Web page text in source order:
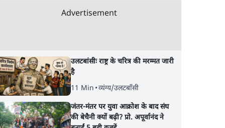
Advertisement
उलटबांसीः राष्ट्र के चरित्र की मरम्मत जारी
है
11 Min •व्यंग्य/उलटबाँसी
जंतर-मंतर पर युवा आक्रोश के बाद संघ
की बेचैनी क्यों बढ़ी? प्रो. अपूर्वानंद ने